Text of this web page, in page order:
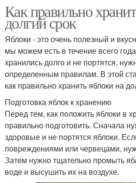
Как правильно
долгий срок
Яблоки - это очень полезный и
мы можем есть в течение всего
хранились долго и не портятся,
определенным правилам. В этой
как правильно хранить яблоки на
Подготовка яблок к хранению
Перед тем, как положить яблоки в
правильно подготовить. Сначала
здоровые и не портятся яблоки.
повреждениями или червецами,
Затем нужно тщательно промыть
воде и высушить их на воздухе.